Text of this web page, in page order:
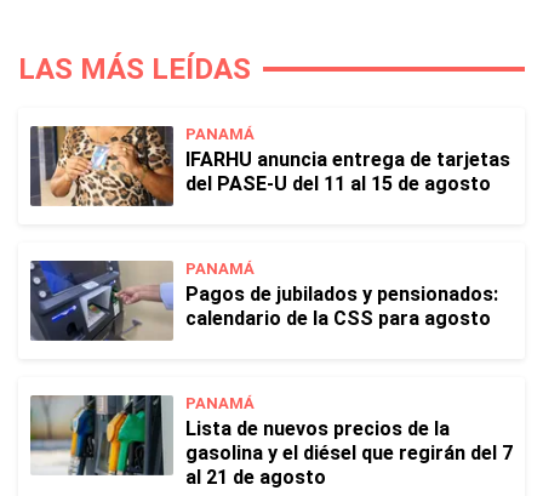
LAS MÁS LEÍDAS
PANAMÁ
IFARHU anuncia entrega de tarjetas
del PASE-U del 11 al 15 de agosto
PANAMÁ
Pagos de jubilados y pensionados:
calendario de la CSS para agosto
PANAMÁ
Lista de nuevos precios de la
gasolina y el diésel que regirán del 7
al 21 de agosto